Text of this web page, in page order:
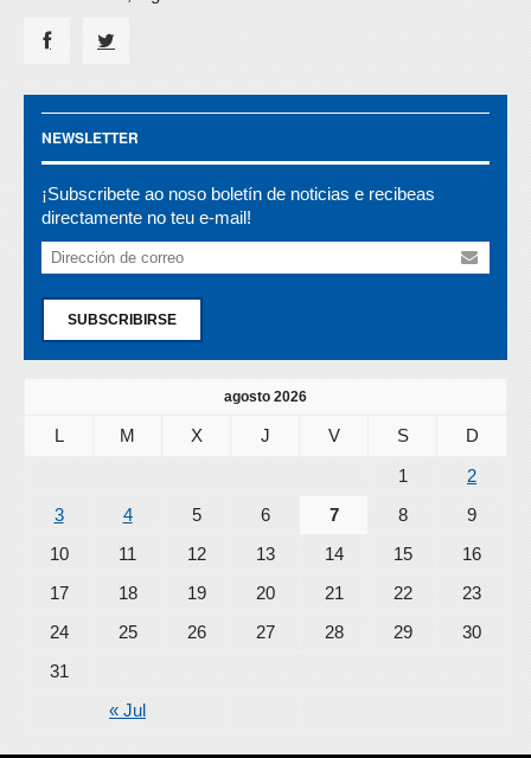
NEWSLETTER
¡Subscribete ao noso boletín de noticias e recibeas
directamente no teu e-mail!
SUBSCRIBIRSE
agosto 2026
L M X J V S D
« Jul
1
2
3
4 5 6 7 8
9
10
11 12 13 14 15
16
17
18 19 20 21 22
23
24
25 26 27 28 29
30
31